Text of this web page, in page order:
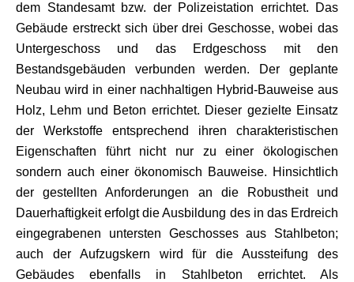
dem Standesamt bzw. der Polizeistation errichtet. Das
Gebäude erstreckt sich über drei Geschosse, wobei das
Untergeschoss und das Erdgeschoss mit den
Bestandsgebäuden verbunden werden. Der geplante
Neubau wird in einer nachhaltigen Hybrid-Bauweise aus
Holz, Lehm und Beton errichtet. Dieser gezielte Einsatz
der Werkstoffe entsprechend ihren charakteristischen
Eigenschaften führt nicht nur zu einer ökologischen
sondern auch einer ökonomisch Bauweise. Hinsichtlich
der gestellten Anforderungen an die Robustheit und
Dauerhaftigkeit erfolgt die Ausbildung des in das Erdreich
eingegrabenen untersten Geschosses aus Stahlbeton;
auch der Aufzugskern wird für die Aussteifung des
Gebäudes ebenfalls in Stahlbeton errichtet. Als